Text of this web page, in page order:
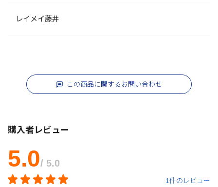
レイメイ藤井
この商品に関するお問い合わせ
購入者レビュー
5.0/ 5.0
1件のレビュー